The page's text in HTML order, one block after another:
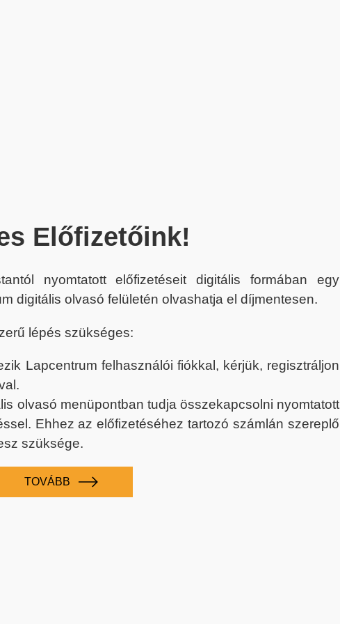
Előfizetőink!
nyomtatott előfizetéseit digitális formában egy
digitális olvasó felületén olvashatja el díjmentesen.
lépés szükséges:
Lapcentrum felhasználói fiókkal, kérjük, regisztráljon
olvasó menüpontban tudja összekapcsolni nyomtatott
Ehhez az előfizetéséhez tartozó számlán szereplő
szüksége.
TOVÁBB